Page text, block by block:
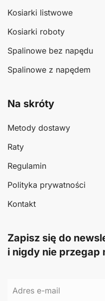
Kosiarki listwowe
Kosiarki roboty
Spalinowe bez napędu
Spalinowe z napędem
Na skróty
Metody dostawy
Raty
Regulamin
Polityka prywatności
Kontakt
Zapisz się do
i nigdy nie przegap